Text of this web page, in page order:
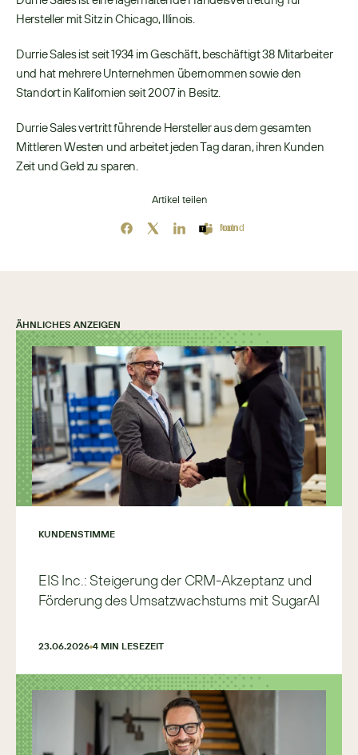
Hersteller mit Sitz in Chicago, Illinois.
Durrie Sales ist seit 1934 im Geschäft, beschäftigt 38 Mitarbeiter
und hat mehrere Unternehmen übernommen sowie den
Standort in Kalifornien seit 2007 in Besitz.
Durrie Sales vertritt führende Hersteller aus dem gesamten
Mittleren Westen und arbeitet jeden Tag daran, ihren Kunden
Zeit und Geld zu sparen.
Artikel teilen
Icon not found
ÄHNLICHES ANZEIGEN
KUNDENSTIMME
EIS Inc.: Steigerung der CRM-Akzeptanz und
Förderung des Umsatzwachstums mit SugarAI
23.06.2026 4 MIN LESEZEIT